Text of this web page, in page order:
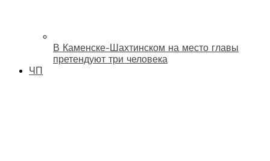
В Каменске-Шахтинском на место главы
претендуют три человека
ЧП